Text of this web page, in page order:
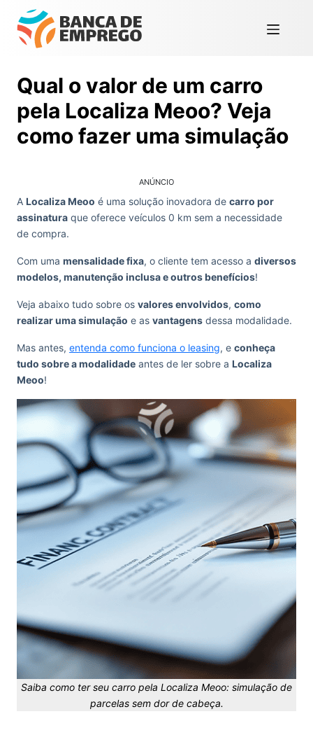
Qual o valor de um carro
pela Localiza Meoo? Veja
como fazer uma simulação
ANÚNCIO
A Localiza Meoo é uma solução inovadora de carro por
assinatura que oferece veículos 0 km sem a necessidade
de compra.
Com uma mensalidade fixa, o cliente tem acesso a diversos
modelos, manutenção inclusa e outros benefícios!
Veja abaixo tudo sobre os valores envolvidos, como
realizar uma simulação e as vantagens dessa modalidade.
Mas antes, entenda como funciona o leasing, e conheça
tudo sobre a modalidade antes de ler sobre a Localiza
Meoo!
Saiba como ter seu carro pela Localiza Meoo: simulação de
parcelas sem dor de cabeça.